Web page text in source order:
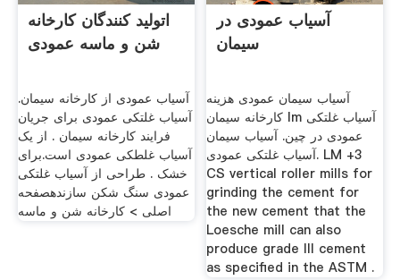
اتولید کنندگان کارخانه
شن و ماسه عمودی
آسیاب عمودی از کارخانه سیمان.
آسیاب غلتکی عمودی برای جریان
فرایند کارخانه سیمان . از یک
آسیاب غلطکی عمودی است.برای
خشک . طراحی از آسیاب غلتکی
عمودی سنگ شکن سازندهصفحه
اصلی > کارخانه شن و ماسه
آسیاب عمودی در
سیمان
آسیاب سیمان عمودی هزینه
کارخانه سیمان lm آسیاب غلتکی
عمودی در چین. آسیاب سیمان
آسیاب غلتکی عمودی. LM +3
CS vertical roller mills for
grinding the cement for
the new cement that the
Loesche mill can also
produce grade III cement
as specified in the ASTM .